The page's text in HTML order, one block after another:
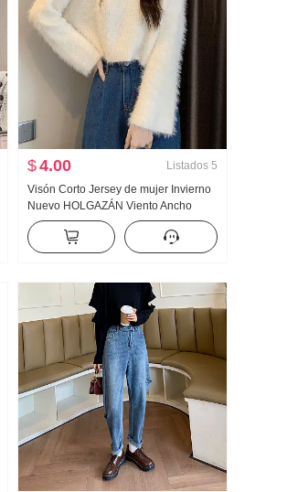
$4.00 Listados 5
Visón Corto Jersey de mujer Invierno
Nuevo HOLGAZÁN Viento Ancho
Suave Glutinoso Suéter de punto
Interior Partido Popular Cuello en V
Top